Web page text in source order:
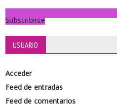
Subscribirse
USUARIO
Acceder
Feed de entradas
Feed de comentarios